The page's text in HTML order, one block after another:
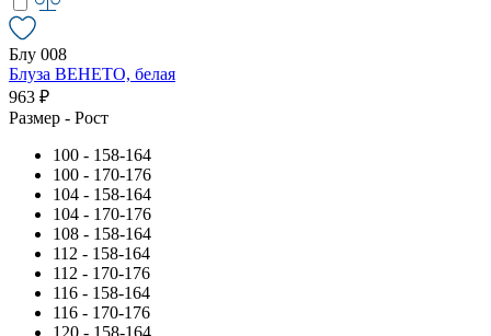
Блу 008
Блуза ВЕНЕТО, белая
963 ₽
Размер - Рост
100 - 158-164
100 - 170-176
104 - 158-164
104 - 170-176
108 - 158-164
112 - 158-164
112 - 170-176
116 - 158-164
116 - 170-176
120 - 158-164